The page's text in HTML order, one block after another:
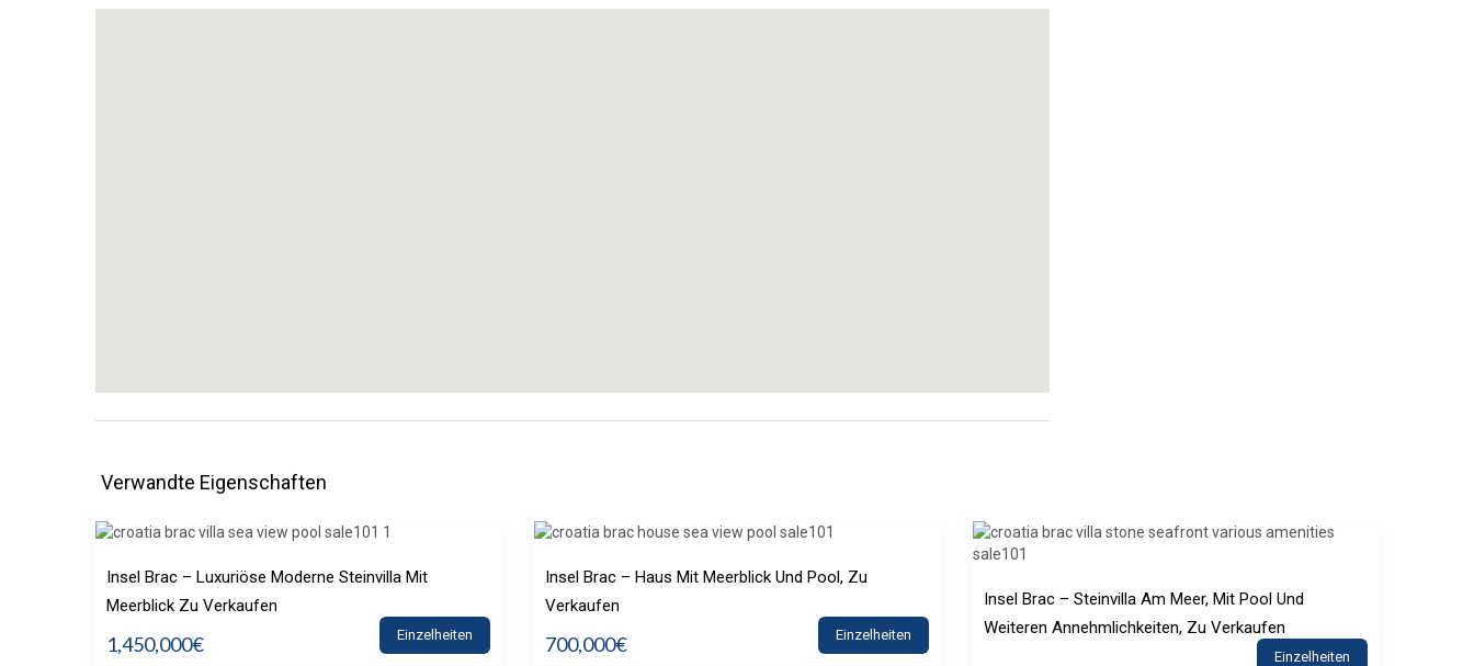
Verwandte Eigenschaften
Insel Brac – Luxuriöse Moderne Steinvilla Mit
Meerblick Zu Verkaufen
1,450,000€ Einzelheiten
Insel Brac – Haus Mit Meerblick Und Pool, Zu
Verkaufen
700,000€ Einzelheiten
Insel Brac – Steinvilla Am Meer, Mit Pool Und
Weiteren Annehmlichkeiten, Zu Verkaufen
Einzelheiten